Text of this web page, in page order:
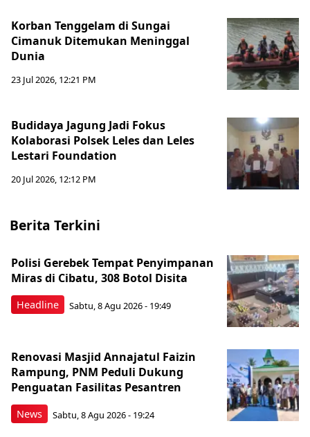
Korban Tenggelam di Sungai
Cimanuk Ditemukan Meninggal
Dunia
23 Jul 2026, 12:21 PM
Budidaya Jagung Jadi Fokus
Kolaborasi Polsek Leles dan Leles
Lestari Foundation
20 Jul 2026, 12:12 PM
Berita Terkini
Headline
Polisi Gerebek Tempat Penyimpanan
Miras di Cibatu, 308 Botol Disita
Sabtu, 8 Agu 2026 - 19:49
News
Renovasi Masjid Annajatul Faizin
Rampung, PNM Peduli Dukung
Penguatan Fasilitas Pesantren
Sabtu, 8 Agu 2026 - 19:24